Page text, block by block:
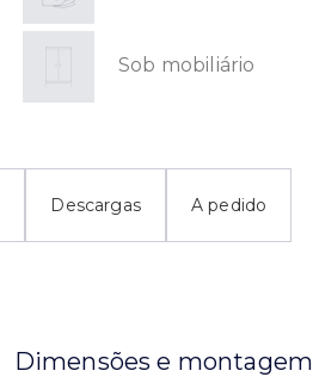
Sob mobiliário
Descargas A pedido
Dimensões e montagem